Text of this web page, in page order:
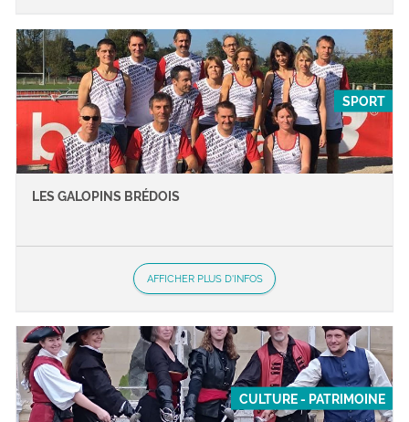
SPORT
LES GALOPINS BRÉDOIS
AFFICHER PLUS D'INFOS
CULTURE - PATRIMOINE